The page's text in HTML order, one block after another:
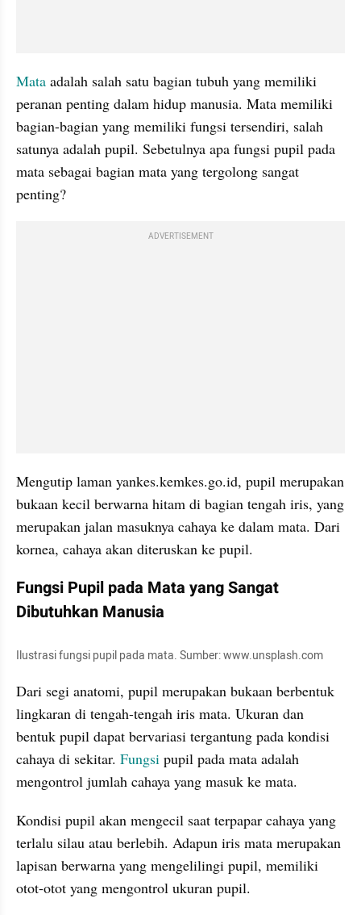
Mata adalah salah satu bagian tubuh yang memiliki
peranan penting dalam hidup manusia. Mata memiliki
bagian-bagian yang memiliki fungsi tersendiri, salah
satunya adalah pupil. Sebetulnya apa fungsi pupil pada
mata sebagai bagian mata yang tergolong sangat
penting?
ADVERTISEMENT
Mengutip laman yankes.kemkes.go.id, pupil merupakan
bukaan kecil berwarna hitam di bagian tengah iris, yang
merupakan jalan masuknya cahaya ke dalam mata. Dari
kornea, cahaya akan diteruskan ke pupil.
Fungsi Pupil pada Mata yang Sangat
Dibutuhkan Manusia
Ilustrasi fungsi pupil pada mata. Sumber: www.unsplash.com
Dari segi anatomi, pupil merupakan bukaan berbentuk
lingkaran di tengah-tengah iris mata. Ukuran dan
bentuk pupil dapat bervariasi tergantung pada kondisi
cahaya di sekitar. Fungsi pupil pada mata adalah
mengontrol jumlah cahaya yang masuk ke mata.
Kondisi pupil akan mengecil saat terpapar cahaya yang
terlalu silau atau berlebih. Adapun iris mata merupakan
lapisan berwarna yang mengelilingi pupil, memiliki
otot-otot yang mengontrol ukuran pupil.